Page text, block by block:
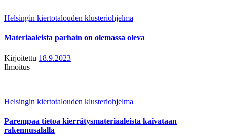
Helsingin kiertotalouden klusteriohjelma
Materiaaleista parhain on olemassa oleva
Kirjoitettu 18.9.2023
Ilmoitus
Helsingin kiertotalouden klusteriohjelma
Parempaa tietoa kierrätysmateriaaleista kaivataan
rakennusalalla